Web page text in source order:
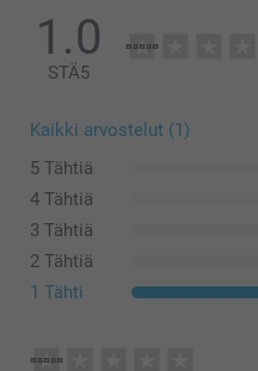
1.0
STÄ5
Kaikki arvostelut (1)
5 Tähtiä
4 Tähtiä
3 Tähtiä
2 Tähtiä
1 Tähti